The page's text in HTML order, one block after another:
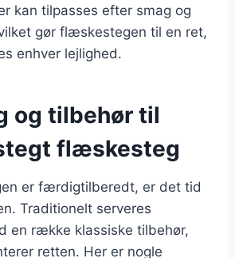
kan tilpasses efter smag og
gør flæskestegen til en ret,
enhver lejlighed.
og tilbehør til
flæskesteg
er færdigtilberedt, er det tid
Traditionelt serveres
en række klassiske tilbehør,
retten. Her er nogle